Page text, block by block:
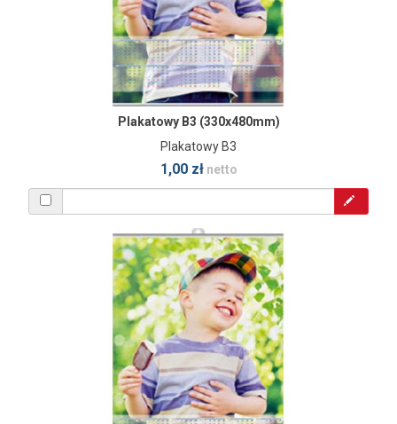
Plakatowy B3 (330x480mm)
Plakatowy B3
1,00 złnetto